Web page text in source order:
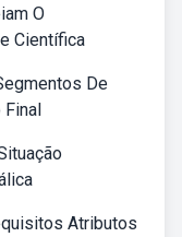
O
Científica
De
Final
Atributos